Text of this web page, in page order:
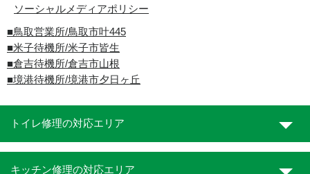
ソーシャルメディアポリシー
■鳥取営業所/鳥取市叶445
■米子待機所/米子市皆生
■倉吉待機所/倉吉市山根
■境港待機所/境港市夕日ヶ丘
トイレ修理の対応エリア
キッチン修理の対応エリア